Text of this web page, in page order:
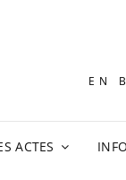
EN
ACTES